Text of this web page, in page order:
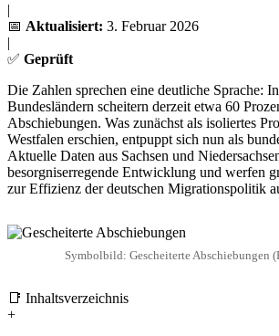
|
📅 Aktualisiert: 3. Februar 2026
|
✅ Geprüft
Die Zahlen sprechen eine deutliche Sprache:
Bundesländern scheitern derzeit etwa 60
Abschiebungen. Was zunächst als isoliertes
Westfalen erschien, entpuppt sich nun als
Aktuelle Daten aus Sachsen und
besorgniserregende Entwicklung und werfen
zur Effizienz der deutschen Migrationspolitik
Symbolbild: Gescheiterte Abschiebungen
📑 Inhaltsverzeichnis
+